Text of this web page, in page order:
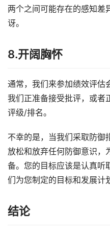
两个之间可能存在的感知差
讶。
8.开阔胸怀
通常，我们来参加绩效评估
我们正准备接受批评，或者
评级/排名。
不幸的是，当我们采取防御
放松和放弃任何防御意识，
备。您的目标应该是认真听
们为您制定的目标和发展计
结论